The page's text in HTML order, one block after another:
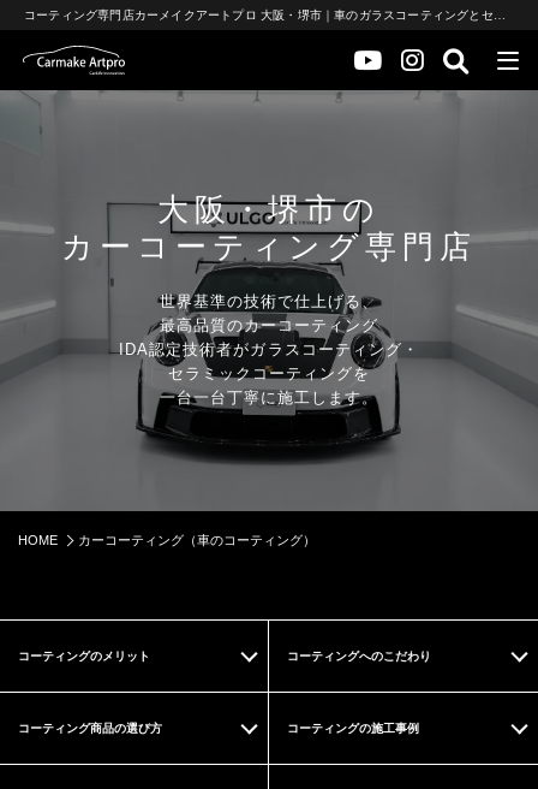
大阪・堺市の
カーコーティング専門店
世界基準の技術で仕上げる、
最高品質のカーコーティング
IDA認定技術者がガラスコーティング・
セラミックコーティングを
一台一台丁寧に施工します。
HOME カーコーティング（車のコーティング）
コーティングのメリット コーティングへのこだわり
コーティング商品の選び方 コーティングの施工事例